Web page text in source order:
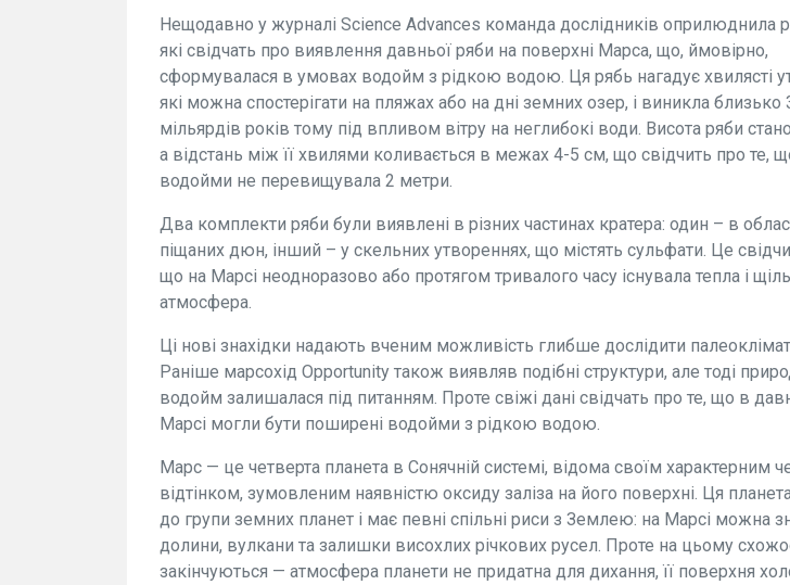
Нещодавно у журналі Science Advances команда дослідників оприлюднила
які свідчать про виявлення давньої ряби на поверхні Марса, що, ймовірно,
сформувалася в умовах водойм з рідкою водою. Ця рябь нагадує хвилясті
які можна спостерігати на пляжах або на дні земних озер, і виникла близько
мільярдів років тому під впливом вітру на неглибокі води. Висота ряби
а відстань між її хвилями коливається в межах 4-5 см, що свідчить про те,
водойми не перевищувала 2 метри.
Два комплекти ряби були виявлені в різних частинах кратера: один – в
піщаних дюн, інший – у скельних утвореннях, що містять сульфати. Це
що на Марсі неодноразово або протягом тривалого часу існувала тепла і
атмосфера.
Ці нові знахідки надають вченим можливість глибше дослідити палеоклімат
Раніше марсохід Opportunity також виявляв подібні структури, але тоді
водойм залишалася під питанням. Проте свіжі дані свідчать про те, що в
Марсі могли бути поширені водойми з рідкою водою.
Марс — це четверта планета в Сонячній системі, відома своїм характерним
відтінком, зумовленим наявністю оксиду заліза на його поверхні. Ця
до групи земних планет і має певні спільні риси з Землею: на Марсі можна
долини, вулкани та залишки висохлих річкових русел. Проте на цьому
закінчуються — атмосфера планети не придатна для дихання, її поверхня